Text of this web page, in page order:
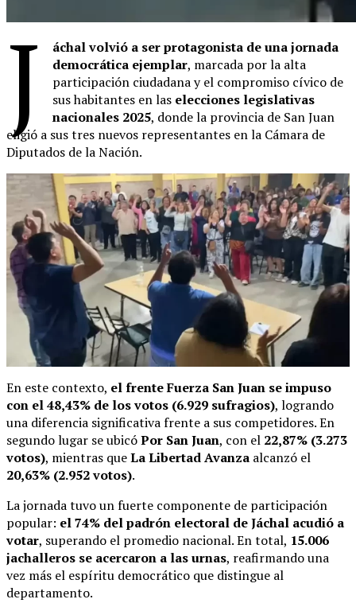
J
áchal volvió a ser protagonista de una jornada
democrática ejemplar, marcada por la alta
participación ciudadana y el compromiso cívico de
sus habitantes en las elecciones legislativas
nacionales 2025, donde la provincia de San Juan
eligió a sus tres nuevos representantes en la Cámara de
Diputados de la Nación.
En este contexto, el frente Fuerza San Juan se impuso
con el 48,43% de los votos (6.929 sufragios), logrando
una diferencia significativa frente a sus competidores. En
segundo lugar se ubicóPor San Juan, con el 22,87% (3.273
votos), mientras queLa Libertad Avanza alcanzó el
20,63% (2.952 votos).
La jornada tuvo un fuerte componente de participación
popular: el 74% del padrón electoral de Jáchal acudió a
votar, superando el promedio nacional. En total, 15.006
jachalleros se acercaron a las urnas, reafirmando una
vez más el espíritu democrático que distingue al
departamento.